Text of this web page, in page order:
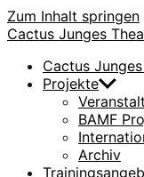
Zum Inhalt springen
Cactus Junges
Cactus
Projekte
BAMF
Archiv